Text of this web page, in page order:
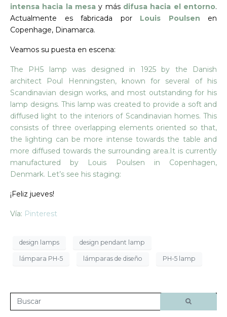
intensa hacia la mesa y más difusa hacia el entorno.
Actualmente es fabricada por Louis Poulsen en
Copenhage, Dinamarca.
Veamos su puesta en escena:
The PH5 lamp was designed in 1925 by the Danish
architect Poul Henningsten, known for several of his
Scandinavian design works, and most outstanding for his
lamp designs. This lamp was created to provide a soft and
diffused light to the interiors of Scandinavian homes. This
consists of three overlapping elements oriented so that,
the lighting can be more intense towards the table and
more diffused towards the surrounding area.It is currently
manufactured by Louis Poulsen in Copenhagen,
Denmark. Let’s see his staging:
¡Feliz jueves!
Vía: Pinterest
design lamps design pendant lamp
lámpara PH-5 lámparas de diseño PH-5 lamp